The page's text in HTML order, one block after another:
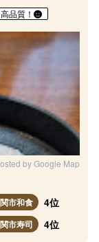
品質！
by Google Map
市和食 4位
市寿司 4位